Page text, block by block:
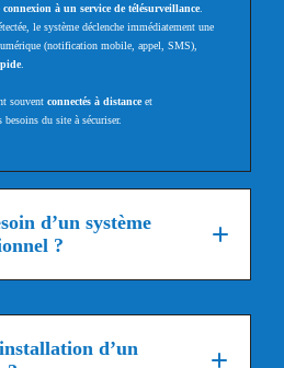
connexion à un service de télésurveillance.
le système déclenche immédiatement une
(notification mobile, appel, SMS),
.
souvent connectés à distanceet
besoins du site à sécuriser.
d’un système
?
d’un